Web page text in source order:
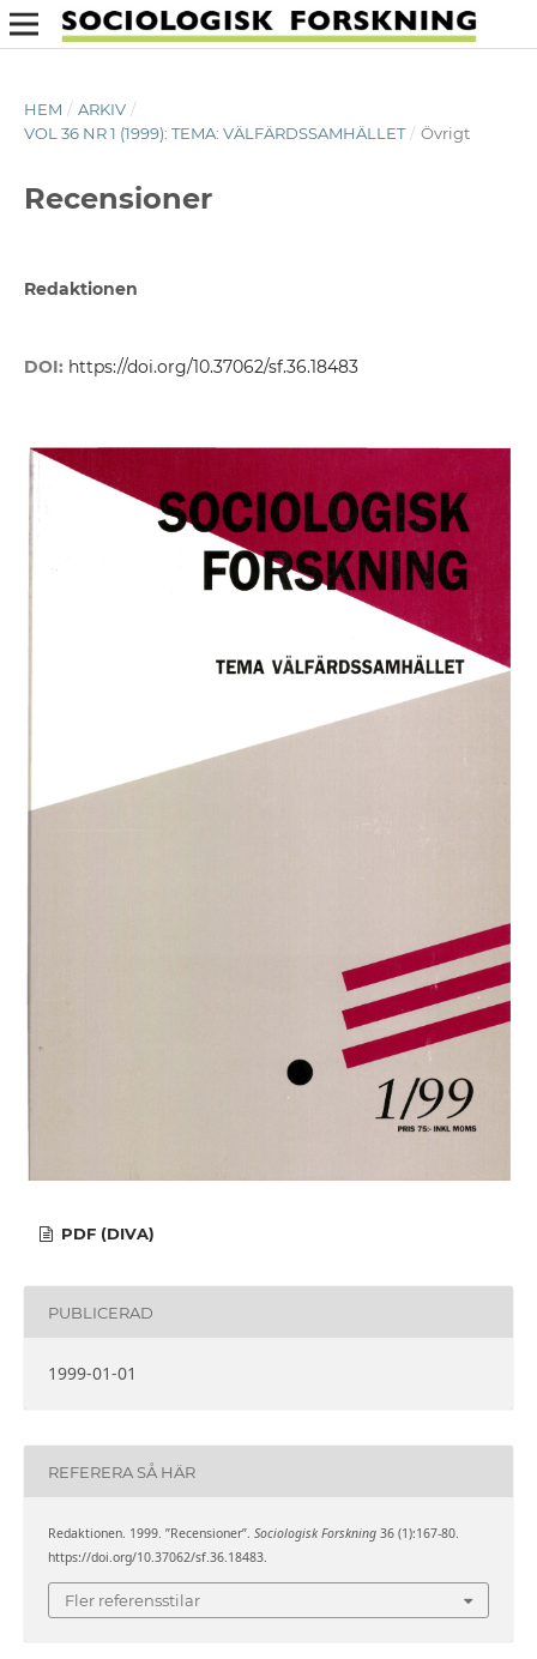
HEM / ARKIV /
VOL 36 NR 1 (1999): TEMA: VÄLFÄRDSSAMHÄLLET / Övrigt
Recensioner
Redaktionen
DOI: https://doi.org/10.37062/sf.36.18483
PDF (DIVA)
PUBLICERAD
1999-01-01
REFERERA SÅ HÄR
Redaktionen. 1999. ”Recensioner”. Sociologisk Forskning36 (1):167-80.
https://doi.org/10.37062/sf.36.18483.
Fler referensstilar